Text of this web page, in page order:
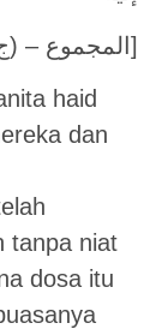
[ المجموع – (ج 6 / ص ٢٥٧257)]
haid
dan
tanpa niat
dosa itu